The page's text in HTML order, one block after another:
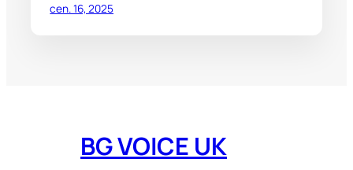
сеп. 16, 2025
BG VOICE UK